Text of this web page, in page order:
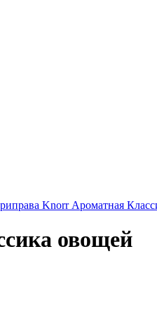
Knorr Ароматная
овощей